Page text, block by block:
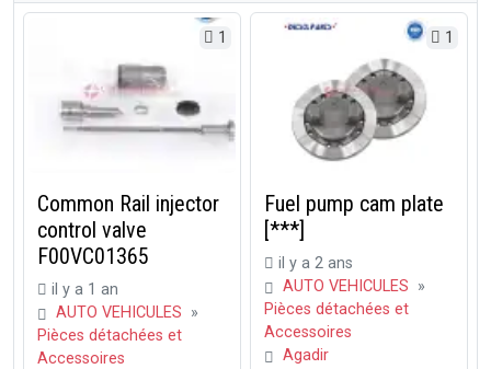
1
Common Rail injector
control valve
F00VC01365
il y a 1 an
AUTO VEHICULES »
Pièces détachées et
Accessoires
1
Fuel pump cam plate
[***]
il y a 2 ans
AUTO VEHICULES »
Pièces détachées et
Accessoires
Agadir